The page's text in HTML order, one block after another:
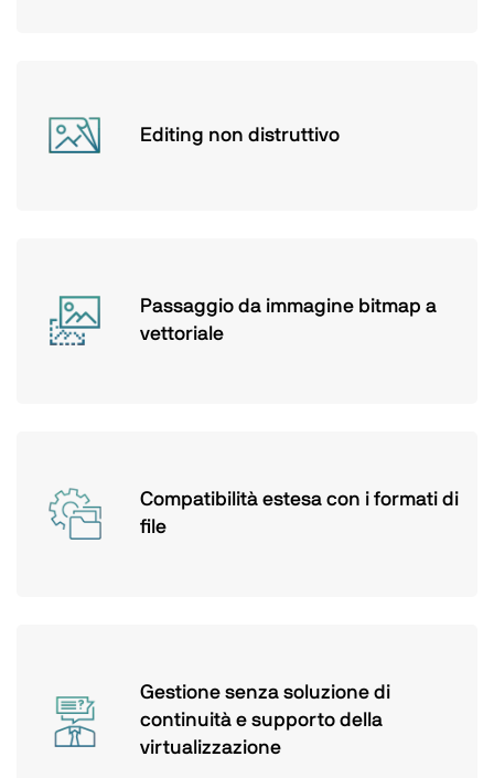
Editing non distruttivo
Passaggio da immagine bitmap a
vettoriale
Compatibilità estesa con i formati di
file
Gestione senza soluzione di
continuità e supporto della
virtualizzazione